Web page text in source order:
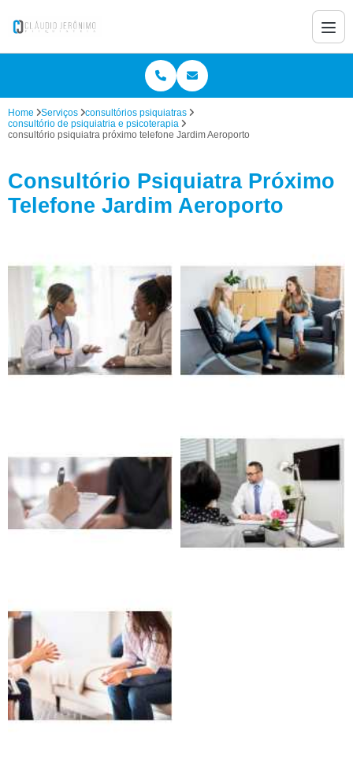
Home Serviços
consultórios psiquiatras
consultório de psiquiatria e psicoterapia
consultório psiquiatra próximo telefone Jardim Aeroporto
Consultório Psiquiatra Próximo
Telefone Jardim Aeroporto